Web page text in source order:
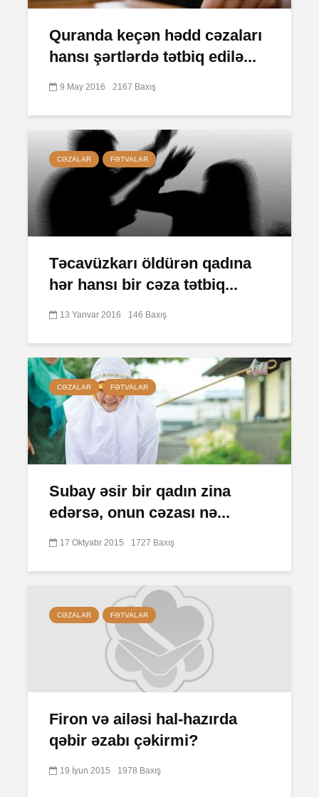
Quranda keçən hədd cəzaları
hansı şərtlərdə tətbiq edilə...
9 May 2016 2167 Baxış
CƏZALAR FƏTVALAR
Təcavüzkarı öldürən qadına
hər hansı bir cəza tətbiq...
13 Yanvar 2016 146 Baxış
CƏZALAR FƏTVALAR
Subay əsir bir qadın zina
edərsə, onun cəzası nə...
17 Oktyabr 2015 1727 Baxış
CƏZALAR FƏTVALAR
Firon və ailəsi hal-hazırda
qəbir əzabı çəkirmi?
19 İyun 2015 1978 Baxış